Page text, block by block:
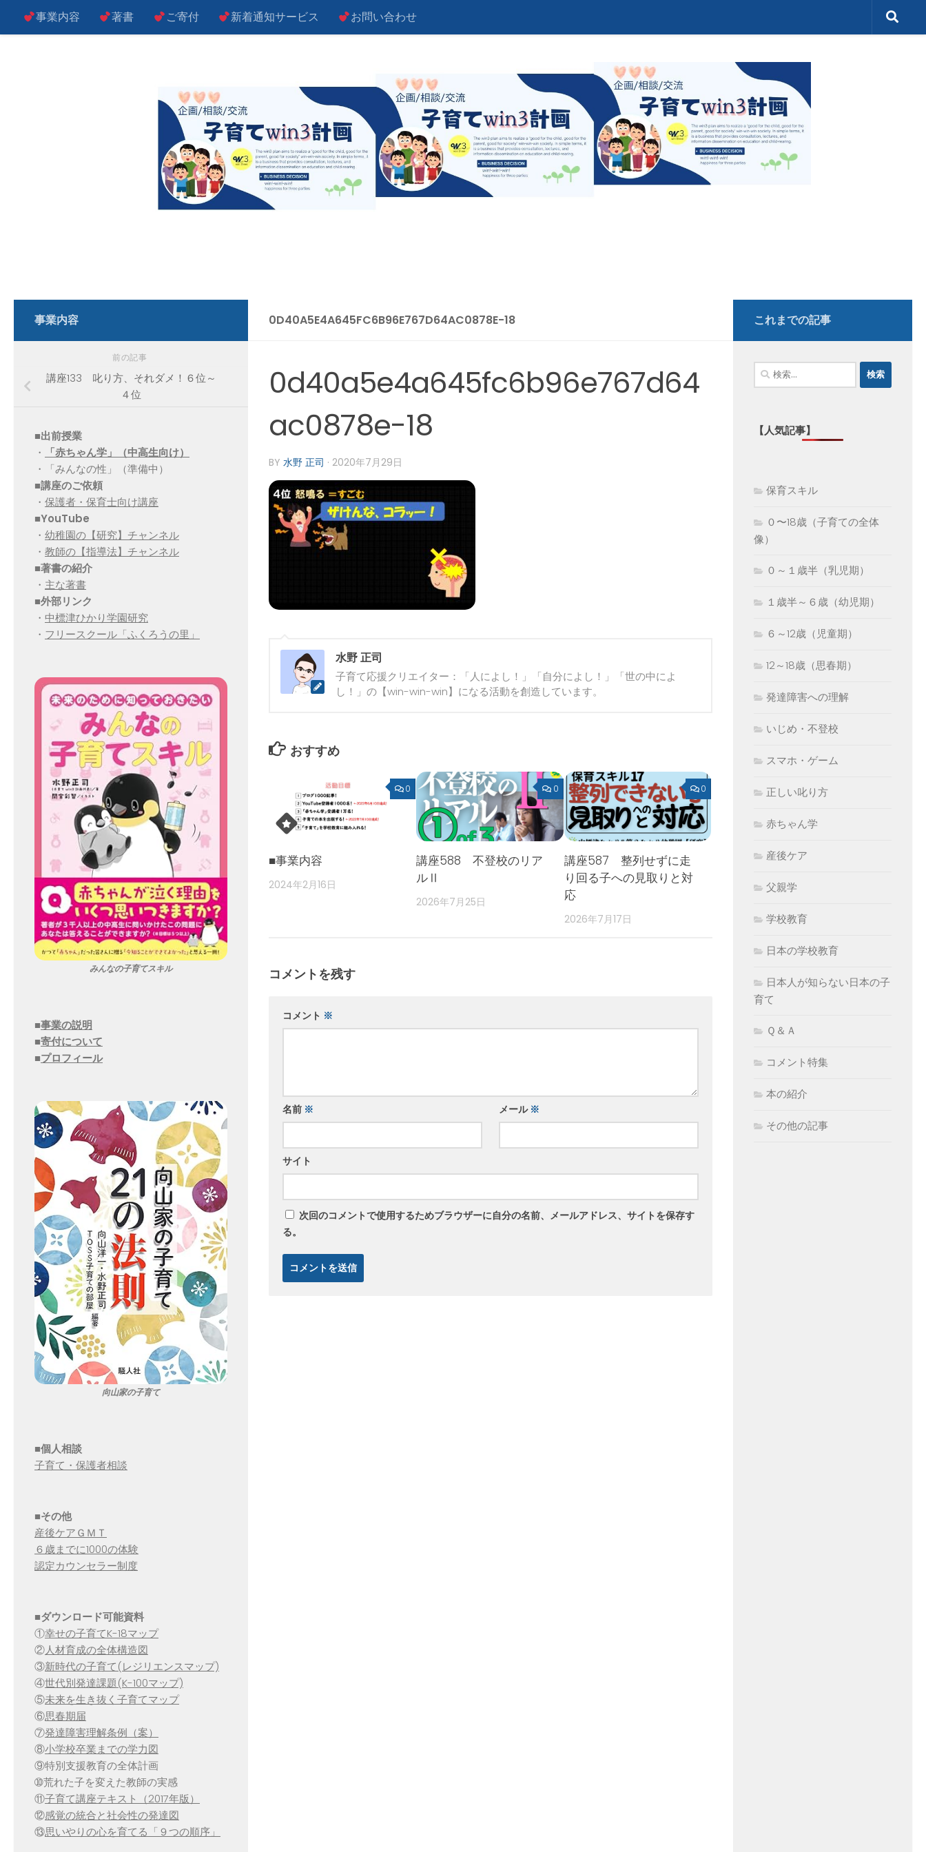
コンテンツへスキップ
事業内容 著書 ご寄付 新着通知サービス お問い合わせ
0D40A5E4A645FC6B96E767D64AC0878E-18
0d40a5e4a645fc6b96e767d64
ac0878e-18
BY 水野 正司 · 2020年7月29日
水野 正司
子育て応援クリエイター：「人によし！」「自分によし！」「世の中によ
し！」の【win-win-win】になる活動を創造しています。
おすすめ
0
■事業内容
2024年2月16日
0
講座588 不登校のリア
ルⅡ
2026年7月25日
0
講座587 整列せずに走
り回る子への見取りと対
応
2026年7月17日
コメントを残す
コメント ※
名前 ※ メール ※
サイト
次回のコメントで使用するためブラウザーに自分の名前、メールアドレス、サイトを保存す
る。
事業内容
前の記事
講座133 叱り方、それダメ！６位～
４位
■出前授業
・
「赤ちゃん学」（中高生向け）
・「みんなの性」（準備中）
■講座のご依頼
・ 保護者・保育士向け講座
■YouTube
・ 幼稚園の【研究】チャンネル
・ 教師の【指導法】チャンネル
■著書の紹介
・ 主な著書
■外部リンク
・ 中標津ひかり学園研究
・ フリースクール「ふくろうの里」
みんなの子育てスキル
■事業の説明
■寄付について
■プロフィール
向山家の子育て
■個人相談
子育て・保護者相談
■その他
産後ケアＧＭＴ
６歳までに1000の体験
認定カウンセラー制度
■ダウンロード可能資料
①幸せの子育てK-18マップ
②人材育成の全体構造図
③新時代の子育て(レジリエンスマップ)
④世代別発達課題(K-100マップ)
⑤未来を生き抜く子育てマップ
⑥思春期届
⑦発達障害理解条例（案）
⑧小学校卒業までの学力図
⑨特別支援教育の全体計画
➉荒れた子を変えた教師の実感
⑪子育て講座テキスト（2017年版）
⑫感覚の統合と社会性の発達図
⑬思いやりの心を育てる「９つの順序」
これまでの記事
検
索:
【人気記事】
保育スキル
０〜18歳（子育ての全体
像）
０～１歳半（乳児期）
１歳半～６歳（幼児期）
６～12歳（児童期）
12～18歳（思春期）
発達障害への理解
いじめ・不登校
スマホ・ゲーム
正しい叱り方
赤ちゃん学
産後ケア
父親学
学校教育
日本の学校教育
日本人が知らない日本の子
育て
Ｑ＆Ａ
コメント特集
本の紹介
その他の記事